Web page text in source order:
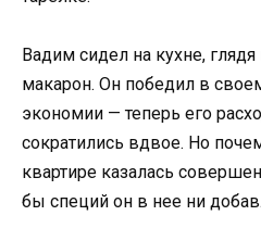
Вадим сидел на кухне,
макарон. Он победил в
экономии — теперь его
сократились вдвое. Но
квартире казалась
бы специй он в нее ни